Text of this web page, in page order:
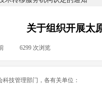
关于组织开展太
6299 次浏览
技管理部门，各有关单位：